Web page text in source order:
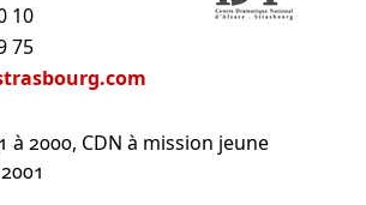
10
75
à 2000, CDN à mission jeune